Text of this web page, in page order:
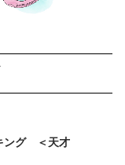
ング ＜天才